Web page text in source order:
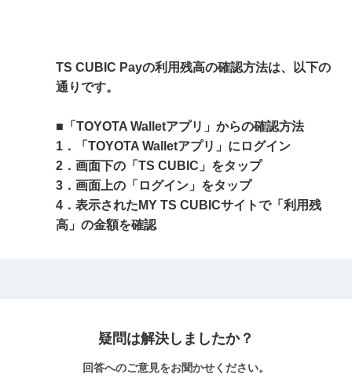
TS CUBIC Payの利用残高の確認方法は、以下の
通りです。
■「TOYOTA Walletアプリ」からの確認方法
1．「TOYOTA Walletアプリ」にログイン
2．画面下の「TS CUBIC」をタップ
3．画面上の「ログイン」をタップ
4．表示されたMY TS CUBICサイトで「利用残
高」の金額を確認
疑問は解決しましたか？
回答へのご意見をお聞かせください。